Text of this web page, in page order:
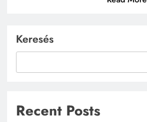
Keresés
Recent Posts